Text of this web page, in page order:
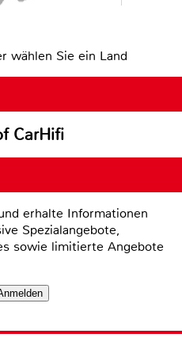
wählen Sie ein Land
CarHifi
erhalte Informationen
Spezialangebote,
sowie limitierte Angebote